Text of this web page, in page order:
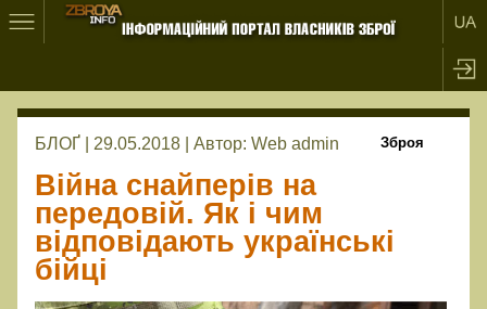
БЛОҐ | 29.05.2018 | Автор: Web admin
Війна снайперів на
передовій. Як і чим
відповідають українські
бійці
Зброя